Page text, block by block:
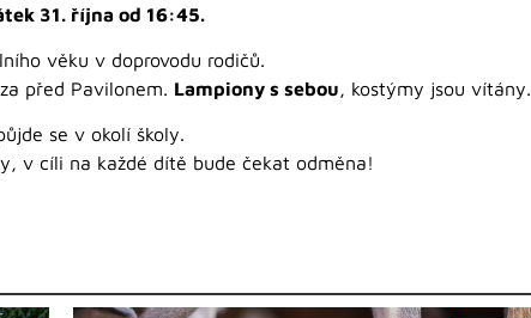
31. října od 16:45.
věku v doprovodu rodičů.
před Pavilonem. Lampiony s sebou, kostýmy jsou vítány.
se v okolí školy.
v cíli na každé dítě bude čekat odměna!